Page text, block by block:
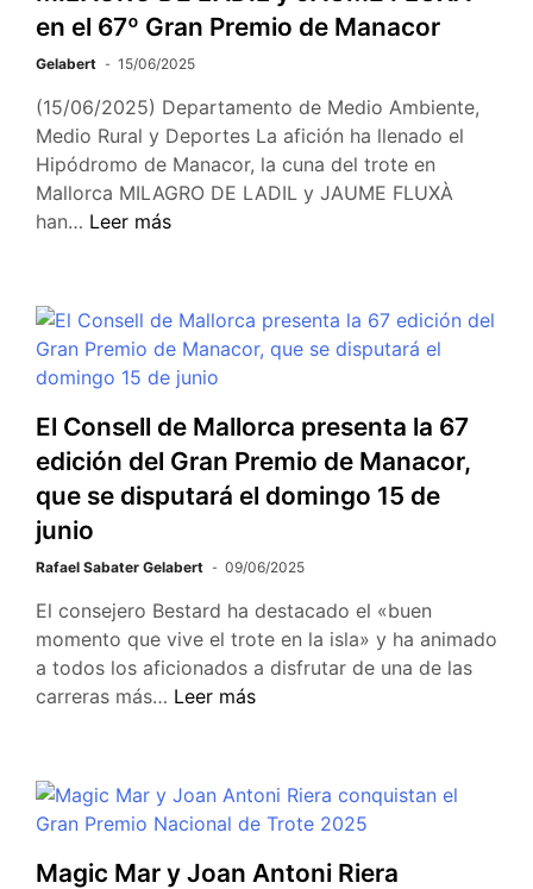
en el 67º Gran Premio de Manacor
Gelabert 15/06/2025
(15/06/2025) Departamento de Medio Ambiente,
Medio Rural y Deportes La afición ha llenado el
Hipódromo de Manacor, la cuna del trote en
Mallorca MILAGRO DE LADIL y JAUME FLUXÀ
han… Leer más
El Consell de Mallorca presenta la 67
edición del Gran Premio de Manacor,
que se disputará el domingo 15 de
junio
Rafael Sabater Gelabert 09/06/2025
El consejero Bestard ha destacado el «buen
momento que vive el trote en la isla» y ha animado
a todos los aficionados a disfrutar de una de las
carreras más… Leer más
Magic Mar y Joan Antoni Riera